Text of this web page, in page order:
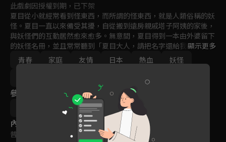
此戲劇因授權到期，已下架
夏目從小就經常看到怪東西，而所謂的怪東西，就是人類俗稱的妖
怪。夏目一直以來備受其擾，自從搬到遠房親戚塔子阿姨的家後，
與妖怪們的互動居然愈來愈多。無意間，夏目得到一本由外婆留下
的妖怪名冊，並且常常聽到「夏目大人，請把名字還給我吧」，為
了取回友人帳裡的名字，妖怪們總是日以繼夜的前來…
顯示更多
青春
家庭 友情 日本 熱血
妖怪
參與演員
內容標籤
普遍級